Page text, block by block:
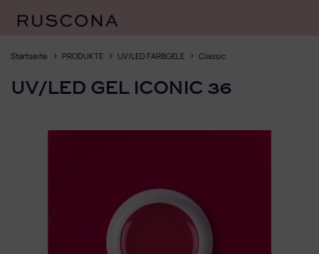
InhaltStartseite PRODUKTE UV/LED FARBGELE Classic
UV/LED GEL ICONIC 36